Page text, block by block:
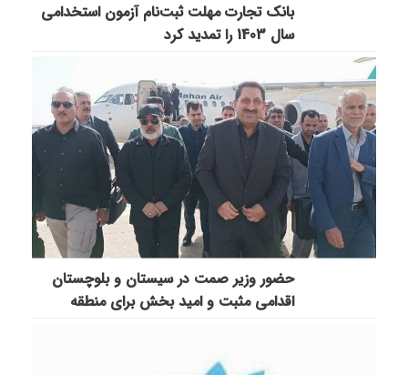
بانک تجارت مهلت ثبت‌نام آزمون استخدامی
سال 1403 را تمدید کرد
حضور وزیر صمت در سیستان و بلوچستان
اقدامی مثبت و امید بخش برای منطقه